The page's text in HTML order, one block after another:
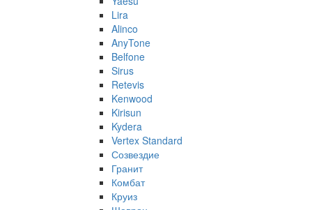
Lira
Alinco
AnyTone
Belfone
Sirus
Retevis
Kenwood
Kirisun
Kydera
Vertex Standard
Созвездие
Гранит
Комбат
Круиз